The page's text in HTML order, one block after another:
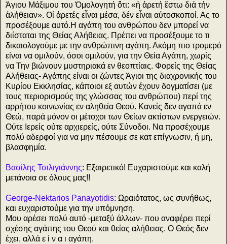
Άγιου Μάξιμου του Ὁμολογητή ὅτι: «ἡ ἀρετή ἔστω διά τήν
ἀλήθειαν». Οἱ ἀρετές εἶναι μέσα, δέν εἶναι αὐτοσκοποί. Ας το
προσέξουμε αυτό.Η αγάπη του ανθρώπου δεν μπορεί να
διίσταται της Θείας Αλήθειας. Πρέπει να προσέξουμε το τι
δικαιολογούμε με την ανθρώπινη αγάπη. Ακόμη πιο τρομερό
είναι να ομιλούν, όσοι ομιλούν, για την Θεία Αγάπη, χωρίς
να Την βιώνουν μυστηριακά εν θεοπτίαις. Φορείς της Θείας
Αλήθειας- Αγάπης είναι οι ζώντες Άγιοι της διαχρονικής του
Κυρίου Εκκλησίας, κάποιοι εξ αυτών έχουν δογματίσει (με
τους περιορισμούς της γλώσσας του ανθρώπου) περί της
αρρήτου κοινωνίας εν αληθεία Θεού. Κανείς δεν αγαπά εν
Θεώ, παρά μόνον οι μέτοχοι των Θείων ακτίστων ενεργειών.
Ούτε Ιερείς ούτε αρχιερείς, ούτε Σύνοδοι. Να προσέχουμε
πολύ αδερφοί για να μην πέσουμε σε κατ επίγνωσιν, ή μη,
βλασφημία.
Βασίλης Τσιλιγιάννης: Εξαιρετικό! Ευχαριστούμε και καλή
μετάνοια σε όλους μας!!
George-Nektarios Panayotidis: Ωραιότατος, ως συνήθως,
και ευχαριστούμε για την υπόμνηση.
Μου αρέσει πολύ αυτό -μεταξύ άλλων- που αναφέρει περί
σχέσης αγάπης του Θεού και θείας αλήθειας. Ο Θεός δεν
έχει, αλλά ε ί ν α ι αγάπη.